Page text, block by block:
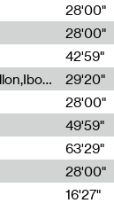
28'00"
28'00"
42'59"
Nima Henryon,Athéna Noël,Amir Genillon,Ibourayane Ahmadi,Manelle Cherrih,Honorine Gibello,John Weeber,Manon Joseph
29'20"
28'00"
49'59"
63'29"
28'00"
16'27"